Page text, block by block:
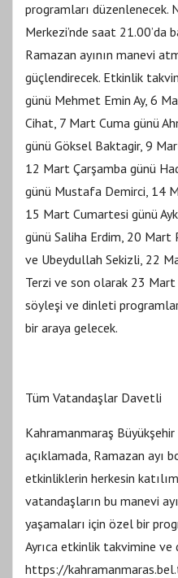
programları düzenlenecek.
Merkezi’nde saat 21.00’da
Ramazan ayının manevi
güçlendirecek. Etkinlik
günü Mehmet Emin Ay, 6
Cihat, 7 Mart Cuma günü
günü Göksel Baktagir, 9
12 Mart Çarşamba günü
günü Mustafa Demirci, 14
15 Mart Cumartesi günü
günü Saliha Erdim, 20 Mart
ve Ubeydullah Sekizli, 22
Terzi ve son olarak 23 Mart
söyleşi ve dinleti
bir araya gelecek.
Tüm Vatandaşlar Davetli
Kahramanmaraş
açıklamada, Ramazan ayı
etkinliklerin herkesin
vatandaşların bu manevi
yaşamaları için özel bir
Ayrıca etkinlik takvimine ve
https://